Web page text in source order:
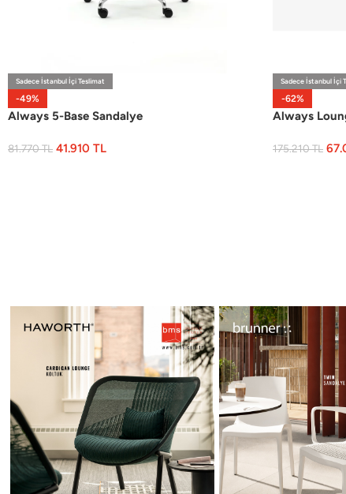
-49%
Sadece İstanbul İçi Teslimat
Always 5-Base Sandalye
81.770TL 41.910 TL
-62%
Sadece İstanbul İçi
Always
175.210TL